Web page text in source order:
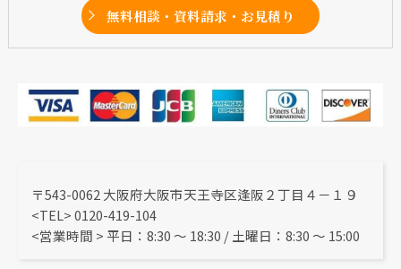
無料相談・資料請求・お見積り
〒543-0062 大阪府大阪市天王寺区逢阪２丁目４－１９
<TEL> 0120-419-104
<営業時間 > 平日：8:30 〜 18:30 / 土曜日：8:30 ～ 15:00